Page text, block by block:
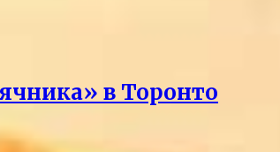
в Торонто